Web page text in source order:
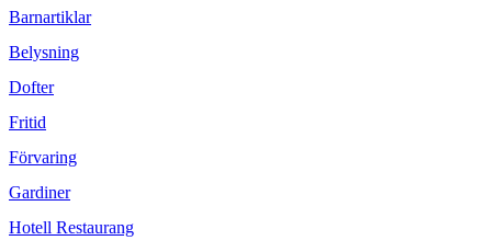
Barnartiklar
Belysning
Dofter
Fritid
Förvaring
Gardiner
Hotell Restaurang